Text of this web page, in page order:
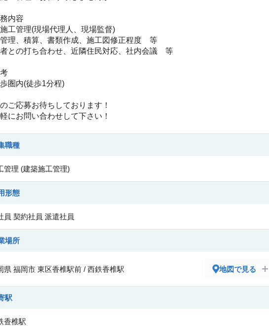
内容
工管理(現場代理人、現場監督)
理、積算、書類作成、施工図修正程度 等
との打ち合わせ、近隣住民対応、社内会議 等
圏内(徒歩1分程)
ご応募お待ちしております！
にお問い合わせして下さい！
職種
管理 (建築施工管理)
形態
員 契約社員 派遣社員
場所
県 福岡市 東区香椎駅前 / 西鉄香椎駅 地図で見る
駅
香椎駅